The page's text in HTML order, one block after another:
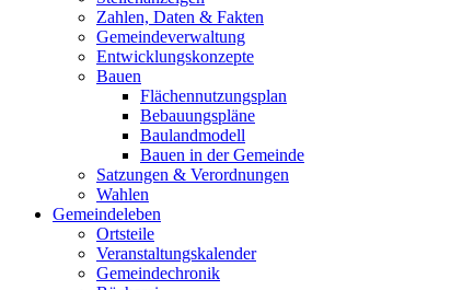
Zahlen, Daten & Fakten
Gemeindeverwaltung
Entwicklungskonzepte
Bauen
Flächennutzungsplan
Bebauungspläne
Baulandmodell
Bauen in der Gemeinde
Satzungen & Verordnungen
Wahlen
Gemeindeleben
Ortsteile
Veranstaltungskalender
Gemeindechronik